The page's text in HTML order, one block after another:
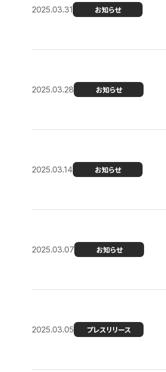
2025.03.31 お知らせ
2025.03.28 お知らせ
2025.03.14 お知らせ
2025.03.07 お知らせ
2025.03.05 プレスリリース